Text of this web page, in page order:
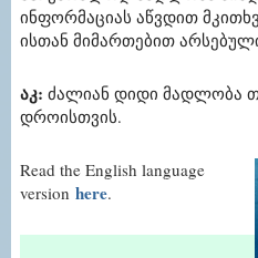
ინფორმაციას აწვდით
ისთან მიმართებით
აკ: ძალიან დიდი მადლობა
დროისთვის.
Read the English language
version here.